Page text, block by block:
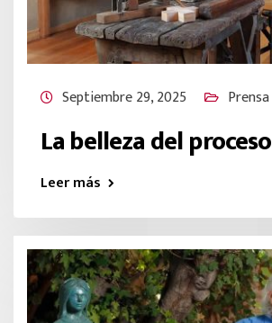
Septiembre 29, 2025 Prensa
La belleza del proceso
Leer más